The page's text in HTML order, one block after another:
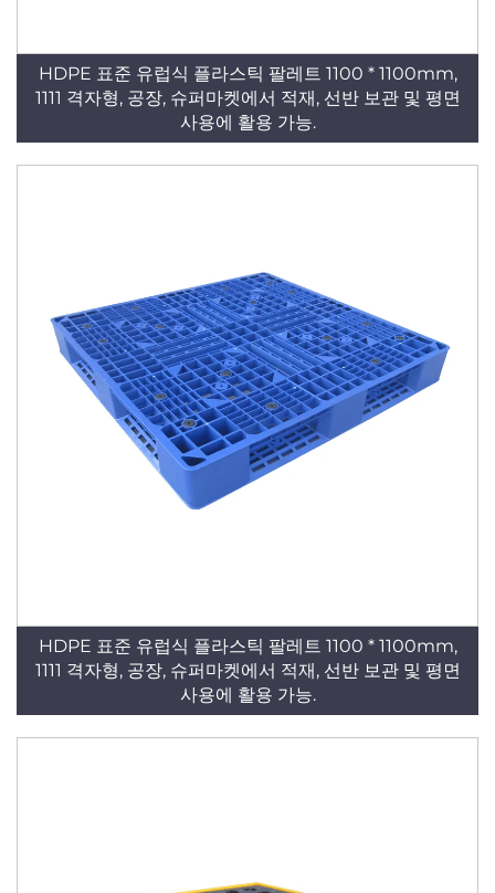
HDPE 표준 유럽식 플라스틱 팔레트 1100 * 1100mm,
1111 격자형, 공장, 슈퍼마켓에서 적재, 선반 보관 및 평면
사용에 활용 가능.
HDPE 표준 유럽식 플라스틱 팔레트 1100 * 1100mm,
1111 격자형, 공장, 슈퍼마켓에서 적재, 선반 보관 및 평면
사용에 활용 가능.